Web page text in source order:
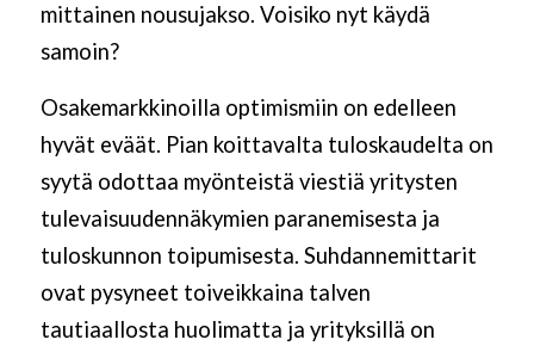
mittainen nousujakso. Voisiko nyt käydä
samoin?
Osakemarkkinoilla optimismiin on edelleen
hyvät eväät. Pian koittavalta tuloskaudelta on
syytä odottaa myönteistä viestiä yritysten
tulevaisuudennäkymien paranemisesta ja
tuloskunnon toipumisesta. Suhdannemittarit
ovat pysyneet toiveikkaina talven
tautiaallosta huolimatta ja yrityksillä on